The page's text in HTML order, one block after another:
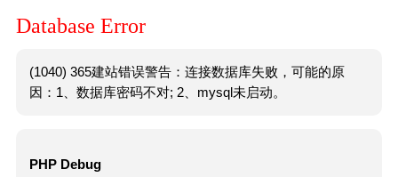
Database Error
(1040) 365建站错误警告：连接数据库失败，可能的原
因：1、数据库密码不对; 2、mysql未启动。
PHP Debug